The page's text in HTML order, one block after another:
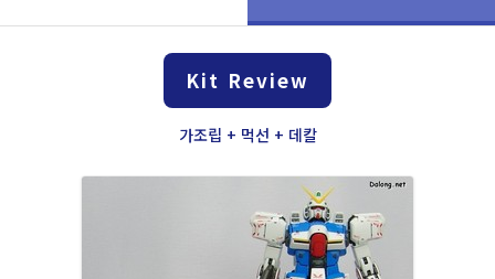
Kit Review
가조립 + 먹선 + 데칼